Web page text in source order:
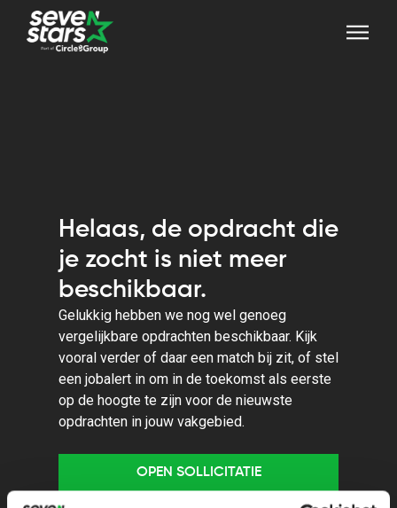
Helaas, de opdracht die
je zocht is niet meer
beschikbaar.
Gelukkig hebben we nog wel genoeg
vergelijkbare opdrachten beschikbaar. Kijk
vooral verder of daar een match bij zit, of stel
een jobalert in om in de toekomst als eerste
op de hoogte te zijn voor de nieuwste
opdrachten in jouw vakgebied.
OPEN SOLLICITATIE